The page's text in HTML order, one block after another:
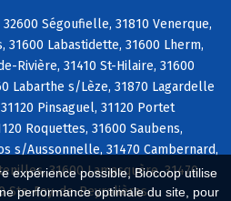
expérience possible, Biocoop utilise
performance optimale du site, pour
Ségoufielle, 31810 Venerque,
31600 Labastidette, 31600 Lherm,
Rivière, 31410 St-Hilaire, 31600
Labarthe s/Lèze, 31870 Lagardelle
Pinsaguel, 31120 Portet
Roquettes, 31600 Saubens,
s/Aussonnelle, 31470 Cambernard,
31600 Lamasquère, 31470
Ste-Foy-de-Peyrolières